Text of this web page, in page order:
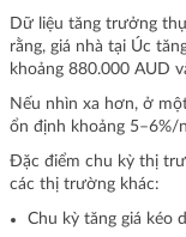
Dữ liệu tăng trưởng
rằng, giá nhà tại Úc
khoảng 880.000 AUD
Nếu nhìn xa hơn, ở
ổn định khoảng 5–6%/
Đặc điểm chu kỳ thị
các thị trường khác:
Chu kỳ tăng giá kéo